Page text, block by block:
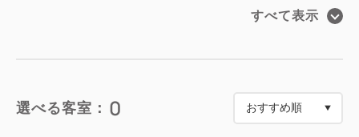
ぜひ、おしゃれな記念写真を撮影してみてください
★エステ気分♪『マッサージソルトボディスクラブ』
すべて表示
選べる客室： 0